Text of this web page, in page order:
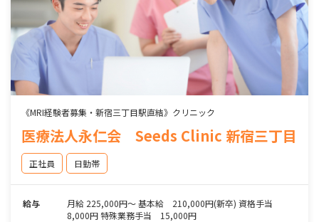
《MRI経験者募集・新宿三丁目駅直結》クリニック
医療法人永仁会 Seeds Clinic 新宿三丁目
正社員 日勤帯
給与
月給 225,000円～ 基本給 210,000円(新卒) 資格手当
8,000円 特殊業務手当 15,000円